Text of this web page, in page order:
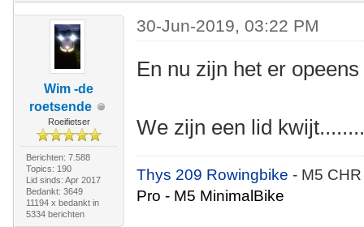
Wim -de
roetsende
Roeifietser
Berichten: 7.588
Topics: 190
Lid sinds: Apr 2017
Bedankt: 3649
11194 x bedankt in
5334 berichten
30-Jun-2019, 03:22 PM
En nu zijn het er
We zijn een lid
Thys 209 Rowingbike- M5
Pro - M5 MinimalBike